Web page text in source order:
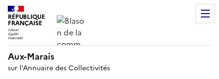
RÉPUBLIQUE
FRANÇAISE
Aux-Marais
sur l’Annuaire des Collectivités